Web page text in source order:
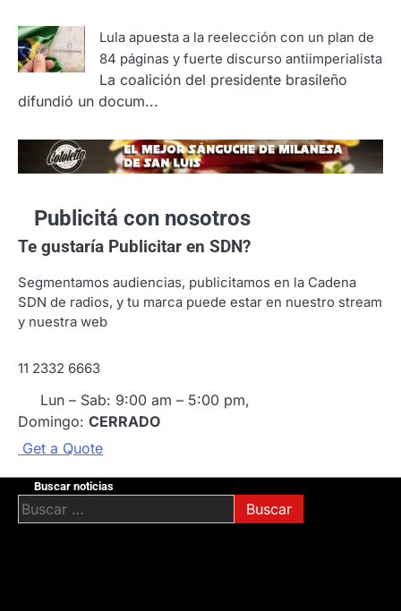
Lula apuesta a la reelección con un plan de
84 páginas y fuerte discurso antiimperialista
La coalición del presidente brasileño
difundió un docum...
Publicitá con nosotros
Te gustaría Publicitar en SDN?
Segmentamos audiencias, publicitamos en la Cadena
SDN de radios, y tu marca puede estar en nuestro stream
y nuestra web
11 2332 6663
Lun – Sab: 9:00 am – 5:00 pm,
Domingo: CERRADO
Get a Quote
Buscar noticias
Buscar: